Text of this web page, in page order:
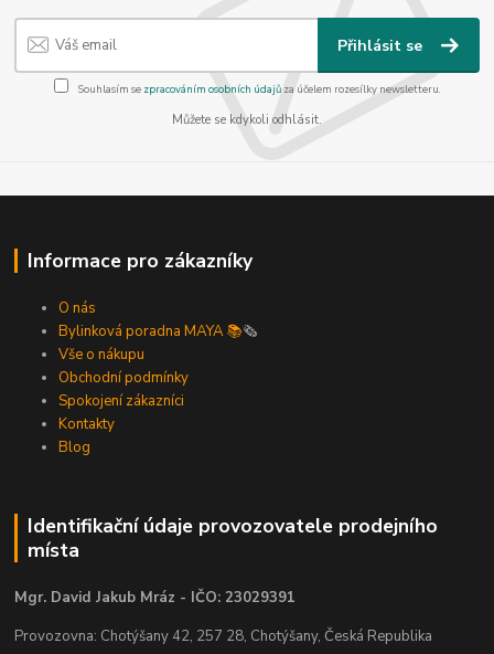
Přihlásit se
Souhlasím se zpracováním osobních údajůza účelem rozesílky newsletteru.
Můžete se kdykoli odhlásit.
Informace pro zákazníky
O nás
Bylinková poradna MAYA 📚🗞️
Vše o nákupu
Obchodní podmínky
Spokojení zákazníci
Kontakty
Blog
Identifikační údaje provozovatele prodejního
místa
Mgr. David Jakub Mráz - IČO: 23029391
Provozovna: Chotýšany 42, 257 28, Chotýšany, Česká Republika